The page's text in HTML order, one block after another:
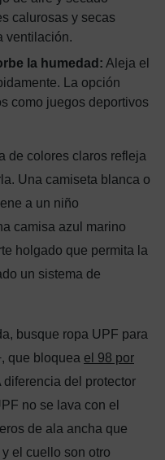
calurosas y secas
ventilación.
la humedad: Aleja el
La opción
como juegos deportivos
de colores claros refleja
Una camiseta blanca o
a un niño
camisa azul marino
holgado que permita la
un sistema de
busque ropa UPF para
que bloquea el 98 por
diferencia del protector
no se lava con el
de ala ancha que
el cuello son otro